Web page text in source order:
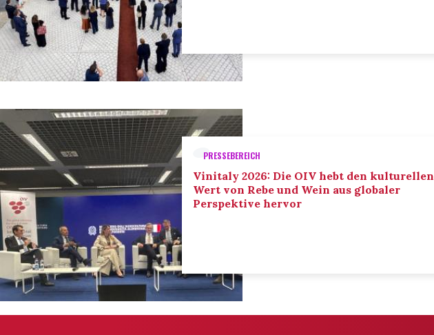
PRESSEBEREICH
Vinitaly 2026: Die OIV hebt den kulturellen
Wert von Rebe und Wein aus globaler
Perspektive hervor